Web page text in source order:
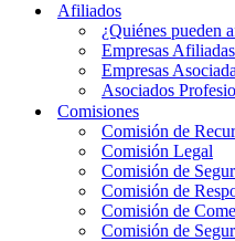
Afiliados
¿Quiénes pueden
Empresas Afiliadas
Empresas
Asociados
Comisiones
Comisión de
Comisión Legal
Comisión de
Comisión de
Comisión de
Comisión de